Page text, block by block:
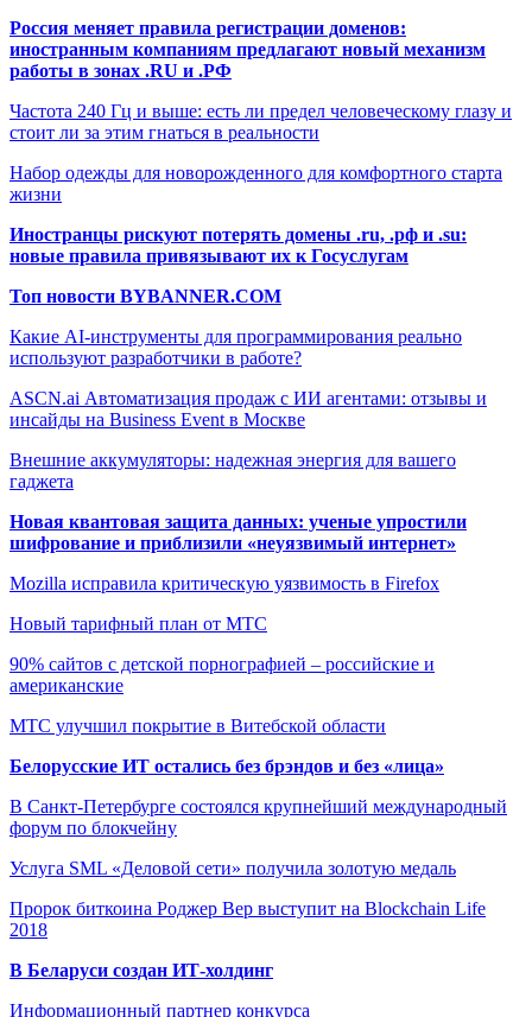
Россия меняет правила регистрации доменов:
иностранным компаниям предлагают новый механизм
работы в зонах .RU и .РФ
Частота 240 Гц и выше: есть ли предел человеческому глазу и
стоит ли за этим гнаться в реальности
Набор одежды для новорожденного для комфортного старта
жизни
Иностранцы рискуют потерять домены .ru, .рф и .su:
новые правила привязывают их к Госуслугам
Топ новости BYBANNER.COM
Какие AI-инструменты для программирования реально
используют разработчики в работе?
ASCN.ai Автоматизация продаж с ИИ агентами: отзывы и
инсайды на Business Event в Москве
Внешние аккумуляторы: надежная энергия для вашего
гаджета
Новая квантовая защита данных: ученые упростили
шифрование и приблизили «неуязвимый интернет»
Mozilla исправила критическую уязвимость в Firefox
Новый тарифный план от МТС
90% сайтов с детской порнографией – российские и
американские
МТС улучшил покрытие в Витебской области
Белорусские ИТ остались без брэндов и без «лица»
В Санкт-Петербурге состоялся крупнейший международный
форум по блокчейну
Услуга SML «Деловой сети» получила золотую медаль
Пророк биткоина Роджер Вер выступит на Blockchain Life
2018
В Беларуси создан ИТ-холдинг
Информационный партнер конкурса